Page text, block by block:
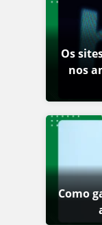
Os
nos
Como